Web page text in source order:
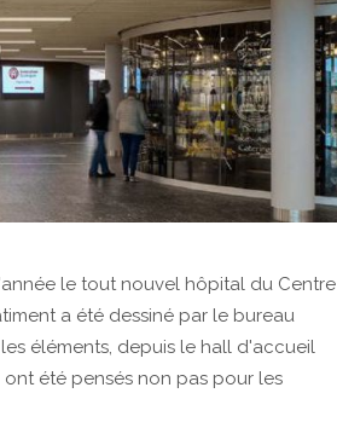
le tout nouvel hôpital du Centre
a été dessiné par le bureau
éléments, depuis le hall d'accueil
été pensés non pas pour les